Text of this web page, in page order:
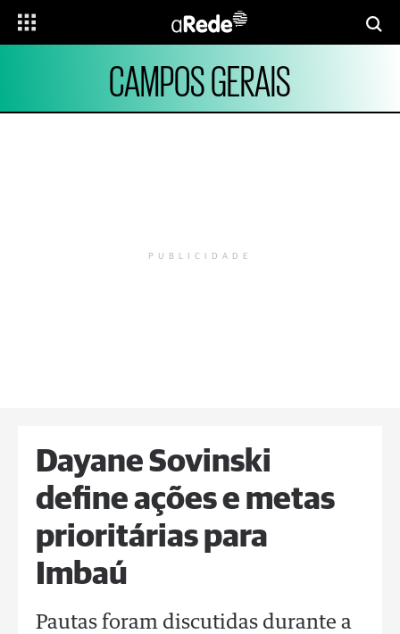
CAMPOS GERAIS
PUBLICIDADE
Dayane Sovinski
define ações e metas
prioritárias para
Imbaú
Pautas foram discutidas durante a